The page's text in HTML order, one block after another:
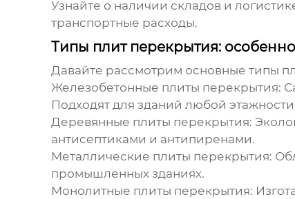
Узнайте о наличии складов и
транспортные расходы.
Типы плит перекрытия:
Давайте рассмотрим основные типы
Железобетонные плиты перекрытия:
Подходят для зданий любой
Деревянные плиты перекрытия:
антисептиками и антипиренами.
Металлические плиты перекрытия:
промышленных зданиях.
Монолитные плиты перекрытия: